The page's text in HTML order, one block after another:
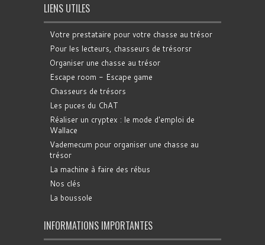
LIENS UTILES
Votre prestataire pour votre chasse au trésor
Pour les lecteurs, chasseurs de trésorsr
Organiser une chasse au trésor
Escape room - Escape game
Chasseurs de trésors
Les puces du ChAT
Réaliser un cryptex : le mode d'emploi de
Wallace
Vademecum pour organiser une chasse au
trésor
La machine à faire des rébus
Nos clés
La boussole
INFORMATIONS IMPORTANTES